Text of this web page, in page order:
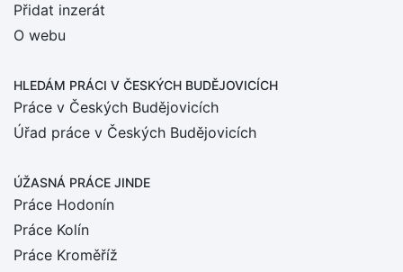
Přidat inzerát
O webu
HLEDÁM PRÁCI V ČESKÝCH BUDĚJOVICÍCH
Práce v Českých Budějovicích
Úřad práce v Českých Budějovicích
ÚŽASNÁ PRÁCE JINDE
Práce Hodonín
Práce Kolín
Práce Kroměříž